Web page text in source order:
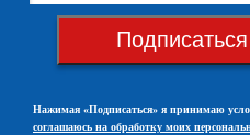
Подписаться
Нажимая «Подписаться» я принимаю
соглашаюсь на обработку моих